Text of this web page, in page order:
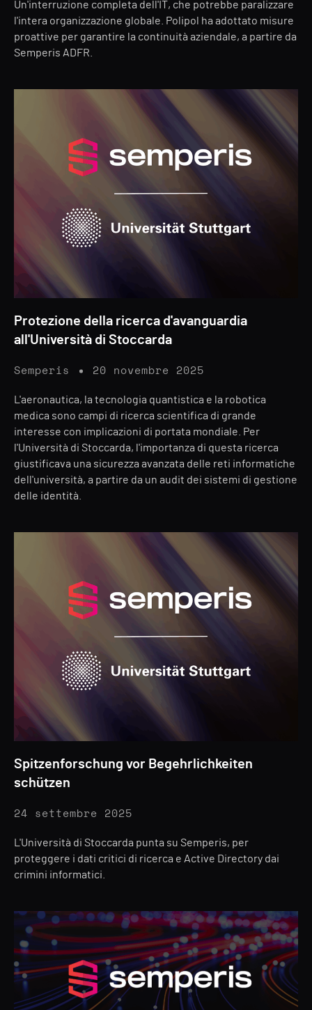
Un'interruzione completa dell'IT, che potrebbe paralizzare
l'intera organizzazione globale. Polipol ha adottato misure
proattive per garantire la continuità aziendale, a partire da
Semperis ADFR.
Protezione della ricerca d'avanguardia
all'Università di Stoccarda
Semperis 20 novembre 2025
L'aeronautica, la tecnologia quantistica e la robotica
medica sono campi di ricerca scientifica di grande
interesse con implicazioni di portata mondiale. Per
l'Università di Stoccarda, l'importanza di questa ricerca
giustificava una sicurezza avanzata delle reti informatiche
dell'università, a partire da un audit dei sistemi di gestione
delle identità.
Spitzenforschung vor Begehrlichkeiten
schützen
24 settembre 2025
L'Università di Stoccarda punta su Semperis, per
proteggere i dati critici di ricerca e Active Directory dai
crimini informatici.